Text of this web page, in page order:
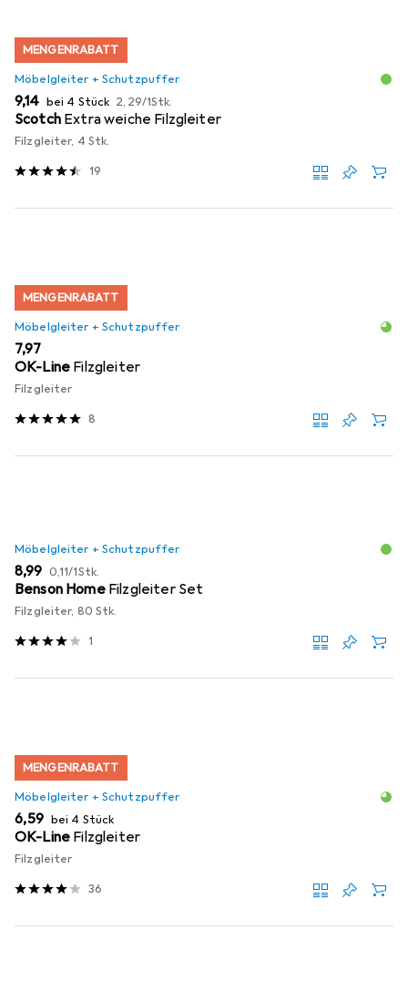
MENGENRABATT
Möbelgleiter + Schutzpuffer
EUR
9,14 bei 4 Stück EUR
2,29/1Stk.
Scotch Extra weiche Filzgleiter
Filzgleiter, 4 Stk.
19
MENGENRABATT
Möbelgleiter + Schutzpuffer
EUR
7,97
OK-Line Filzgleiter
Filzgleiter
8
Möbelgleiter + Schutzpuffer
EUR
8,99 EUR
0,11/1Stk.
Benson Home Filzgleiter Set
Filzgleiter, 80 Stk.
1
MENGENRABATT
Möbelgleiter + Schutzpuffer
EUR
6,59 bei 4 Stück
OK-Line Filzgleiter
Filzgleiter
36